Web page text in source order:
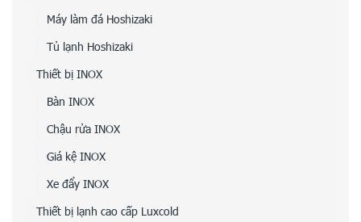
Máy làm đá Hoshizaki
Tủ lạnh Hoshizaki
Thiết bị INOX
Bàn INOX
Chậu rửa INOX
Giá kệ INOX
Xe đẩy INOX
Thiết bị lạnh cao cấp Luxcold